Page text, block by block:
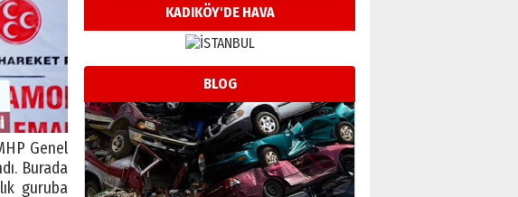
Genel
Burada
guruba
KADIKÖY'DE HAVA
BLOG